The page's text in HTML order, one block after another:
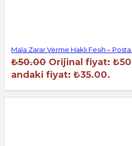
Mala Zarar Verme Haklı Fesih –
₺50.00 Orijinal fiyat:
andaki fiyat: ₺35.00.